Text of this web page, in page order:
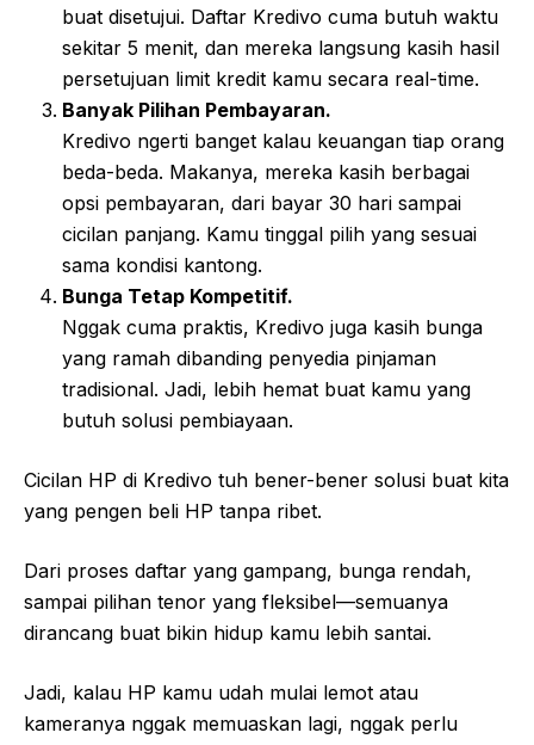
buat disetujui. Daftar Kredivo cuma butuh waktu
sekitar 5 menit, dan mereka langsung kasih hasil
persetujuan limit kredit kamu secara real-time.
Banyak Pilihan Pembayaran.
Kredivo ngerti banget kalau keuangan tiap orang
beda-beda. Makanya, mereka kasih berbagai
opsi pembayaran, dari bayar 30 hari sampai
cicilan panjang. Kamu tinggal pilih yang sesuai
sama kondisi kantong.
Bunga Tetap Kompetitif.
Nggak cuma praktis, Kredivo juga kasih bunga
yang ramah dibanding penyedia pinjaman
tradisional. Jadi, lebih hemat buat kamu yang
butuh solusi pembiayaan.
Cicilan HP di Kredivo tuh bener-bener solusi buat kita
yang pengen beli HP tanpa ribet.
Dari proses daftar yang gampang, bunga rendah,
sampai pilihan tenor yang fleksibel—semuanya
dirancang buat bikin hidup kamu lebih santai.
Jadi, kalau HP kamu udah mulai lemot atau
kameranya nggak memuaskan lagi, nggak perlu